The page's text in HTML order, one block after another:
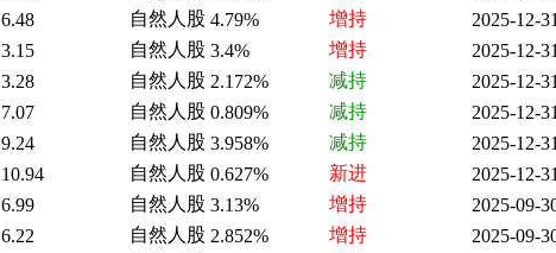
6.48 自然人股 4.79% 增持
2025-12-31
3.15 自然人股 3.4% 增持
2025-12-31
3.28 自然人股 2.172% 减持
2025-12-31
7.07 自然人股 0.809% 减持
2025-12-31
9.24 自然人股 3.958% 减持
2025-12-31
10.94 自然人股 0.627% 新进
2025-12-31
6.99 自然人股 3.13% 增持
2025-09-
6.22 自然人股 2.852% 增持
2025-09-